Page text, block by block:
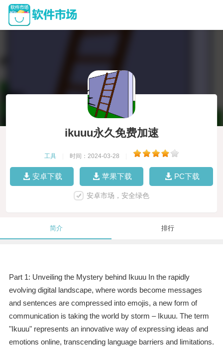
ikuuu永久免费加速
工具 时间：2024-03-28
安卓下载 苹果下载 PC下载
安卓市场，安全绿色
简介 排行
Part 1: Unveiling the Mystery behind Ikuuu In the rapidly
evolving digital landscape, where words become messages
and sentences are compressed into emojis, a new form of
communication is taking the world by storm – Ikuuu. The term
"Ikuuu" represents an innovative way of expressing ideas and
emotions online, transcending language barriers and limitations.